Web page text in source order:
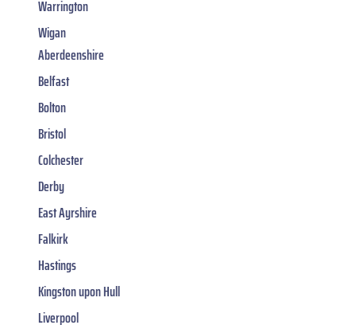
Warrington
Wigan
Aberdeenshire
Belfast
Bolton
Bristol
Colchester
Derby
East Ayrshire
Falkirk
Hastings
Kingston upon Hull
Liverpool